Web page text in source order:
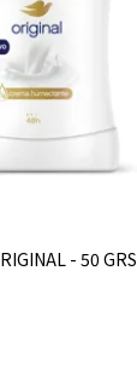
- 50 GRS